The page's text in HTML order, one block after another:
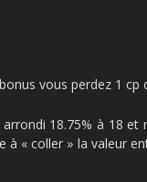
vous perdez 1 cp
18.75% à 18
à « coller » la valeur